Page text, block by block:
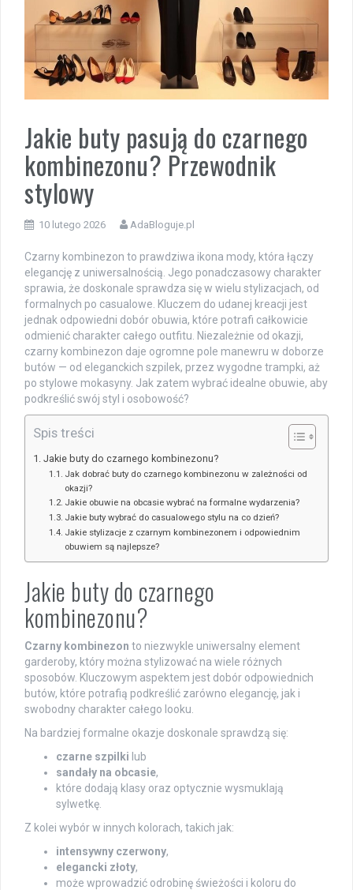
Jakie buty pasują do czarnego
kombinezonu? Przewodnik
stylowy
10 lutego 2026 AdaBloguje.pl
Czarny kombinezon to prawdziwa ikona mody, która łączy
elegancję z uniwersalnością. Jego ponadczasowy charakter
sprawia, że doskonale sprawdza się w wielu stylizacjach, od
formalnych po casualowe. Kluczem do udanej kreacji jest
jednak odpowiedni dobór obuwia, które potrafi całkowicie
odmienić charakter całego outfitu. Niezależnie od okazji,
czarny kombinezon daje ogromne pole manewru w doborze
butów — od eleganckich szpilek, przez wygodne trampki, aż
po stylowe mokasyny. Jak zatem wybrać idealne obuwie, aby
podkreślić swój styl i osobowość?
Spis treści
Jakie buty do czarnego kombinezonu?
Jak dobrać buty do czarnego kombinezonu w zależności od
okazji?
Jakie obuwie na obcasie wybrać na formalne wydarzenia?
Jakie buty wybrać do casualowego stylu na co dzień?
Jakie stylizacje z czarnym kombinezonem i odpowiednim
obuwiem są najlepsze?
Jakie buty do czarnego
kombinezonu?
Czarny kombinezon to niezwykle uniwersalny element
garderoby, który można stylizować na wiele różnych
sposobów. Kluczowym aspektem jest dobór odpowiednich
butów, które potrafią podkreślić zarówno elegancję, jak i
swobodny charakter całego looku.
Na bardziej formalne okazje doskonale sprawdzą się:
czarne szpilki lub
sandały na obcasie,
które dodają klasy oraz optycznie wysmuklają
sylwetkę.
Z kolei wybór w innych kolorach, takich jak:
intensywny czerwony,
elegancki złoty,
może wprowadzić odrobinę świeżości i koloru do